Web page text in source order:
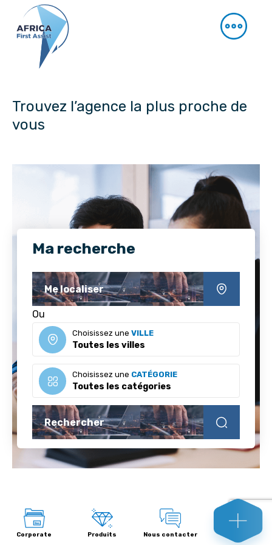
Trouvez l’agence la plus proche de
vous
Ma recherche
Me localiser
Ou
Choisissez uneVILLE
Choisissez une CATÉGORIE
Rechercher
Corporate Produits Nous contacter